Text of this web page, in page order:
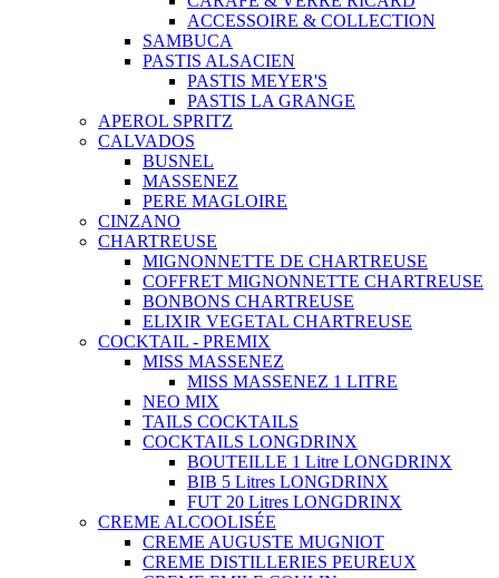
ACCESSOIRE & COLLECTION
SAMBUCA
PASTIS ALSACIEN
PASTIS MEYER'S
PASTIS LA GRANGE
APEROL SPRITZ
CALVADOS
BUSNEL
MASSENEZ
PERE MAGLOIRE
CINZANO
CHARTREUSE
MIGNONNETTE DE CHARTREUSE
COFFRET MIGNONNETTE CHARTREUSE
BONBONS CHARTREUSE
ELIXIR VEGETAL CHARTREUSE
COCKTAIL - PREMIX
MISS MASSENEZ
MISS MASSENEZ 1 LITRE
NEO MIX
TAILS COCKTAILS
COCKTAILS LONGDRINX
BOUTEILLE 1 Litre LONGDRINX
BIB 5 Litres LONGDRINX
FUT 20 Litres LONGDRINX
CREME ALCOOLISÉE
CREME AUGUSTE MUGNIOT
CREME DISTILLERIES PEUREUX